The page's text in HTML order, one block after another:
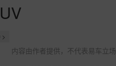
内容由作者提供，不代表易车立场